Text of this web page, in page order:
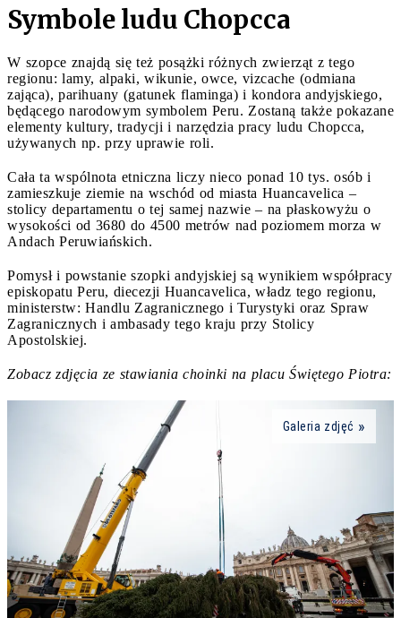
Symbole ludu Chopcca
W szopce znajdą się też posążki różnych zwierząt z tego
regionu: lamy, alpaki, wikunie, owce, vizcache (odmiana
zająca), parihuany (gatunek flaminga) i kondora andyjskiego,
będącego narodowym symbolem Peru. Zostaną także pokazane
elementy kultury, tradycji i narzędzia pracy ludu Chopcca,
używanych np. przy uprawie roli.
Cała ta wspólnota etniczna liczy nieco ponad 10 tys. osób i
zamieszkuje ziemie na wschód od miasta Huancavelica –
stolicy departamentu o tej samej nazwie – na płaskowyżu o
wysokości od 3680 do 4500 metrów nad poziomem morza w
Andach Peruwiańskich.
Pomysł i powstanie szopki andyjskiej są wynikiem współpracy
episkopatu Peru, diecezji Huancavelica, władz tego regionu,
ministerstw: Handlu Zagranicznego i Turystyki oraz Spraw
Zagranicznych i ambasady tego kraju przy Stolicy
Apostolskiej.
Zobacz zdjęcia ze stawiania choinki na placu Świętego Piotra:
Galeria zdjęć